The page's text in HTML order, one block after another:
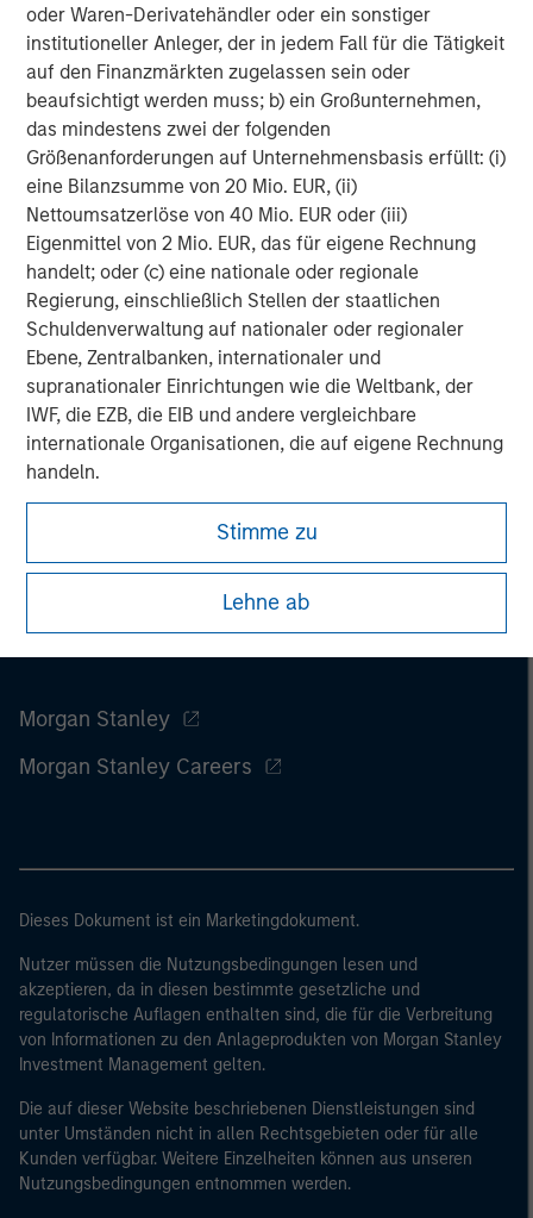
oder Waren-Derivatehändler oder ein sonstiger
institutioneller Anleger, der in jedem Fall für die Tätigkeit
auf den Finanzmärkten zugelassen sein oder
beaufsichtigt werden muss; b) ein Großunternehmen,
das mindestens zwei der folgenden
Größenanforderungen auf Unternehmensbasis erfüllt: (i)
eine Bilanzsumme von 20 Mio. EUR, (ii)
Nettoumsatzerlöse von 40 Mio. EUR oder (iii)
Eigenmittel von 2 Mio. EUR, das für eigene Rechnung
handelt; oder (c) eine nationale oder regionale
Regierung, einschließlich Stellen der staatlichen
Schuldenverwaltung auf nationaler oder regionaler
Ebene, Zentralbanken, internationaler und
supranationaler Einrichtungen wie die Weltbank, der
IWF, die EZB, die EIB und andere vergleichbare
internationale Organisationen, die auf eigene Rechnung
handeln.
Bitte beachten Sie, dass die Definition eines
Regulierungsbehörde des Landes abweichen kann, von
dem aus auf die Website zugegriffen wird.
Stimme zu
Lehne ab
information about Morgan Stanley Capital Partners,
please visitwww.morganstanley.com/im/capitalpartners
Morgan Stanley Capital Partners
Morgan Stanley Capital Partners manages a middle-
market private equity platform with a strong focus on
value creation. The team has invested capital in a broad
spectrum of industries for over two decades.
Morgan Stanley
Morgan Stanley Careers
Dieses Dokument ist ein Marketingdokument.
Nutzer müssen die Nutzungsbedingungen lesen und
akzeptieren, da in diesen bestimmte gesetzliche und
regulatorische Auflagen enthalten sind, die für die Verbreitung
von Informationen zu den Anlageprodukten von Morgan Stanley
Investment Management gelten.
Die auf dieser Website beschriebenen Dienstleistungen sind
unter Umständen nicht in allen Rechtsgebieten oder für alle
Kunden verfügbar. Weitere Einzelheiten können aus unseren
Nutzungsbedingungen entnommen werden.